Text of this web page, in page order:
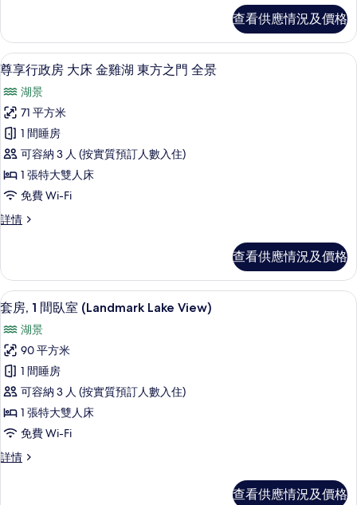
城
市
景
觀
的
相
片
大
床
城
市
景
觀
詳
情
查看供應情況及價格
載
入
所
有
尊
享
行
政
房
床
金
雞
湖
東
方
之
門
全
景
尊享行政房 大床 金雞湖 東方之門 全
5
尊享行政房 大床 金雞湖 東方之門 全景
湖景
71 平方米
1 間睡房
可容納 3 人 (按實質預訂人數入住)
1 張特大雙人床
免費 Wi-Fi
詳情
尊
房
大
床
雞
湖
東
方
之
門
全
景
情
查看供應情況及價格
載
入
所
有
套
房,
1
間
臥
套房, 1 間臥室 (Landmark Lake
5
套房, 1 間臥室 (Landmark Lake View)
湖景
90 平方米
1 間睡房
可容納 3 人 (按實質預訂人數入住)
1 張特大雙人床
免費 Wi-Fi
詳情
套
查看供應情況及價格